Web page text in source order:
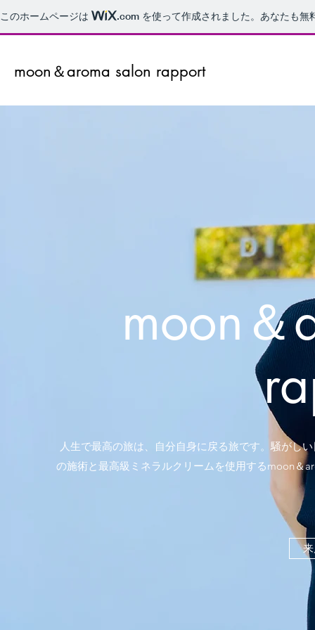
このホームページは .com を使って作成されました。あなたも無
moon＆aroma salon rapport
moon＆
人生で最高の旅は、自分自身に戻る旅です。騒がし
の施術と最高級ミネラルクリームを使用するmoon＆